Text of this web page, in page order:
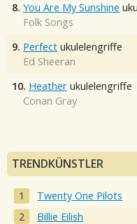
8. You Are My Sunshine
Folk Songs
9. Perfect ukulelengriffe
Ed Sheeran
10. Heather ukulelengriffe
Conan Gray
TRENDKÜNSTLER
Twenty One Pilots
Billie Eilish